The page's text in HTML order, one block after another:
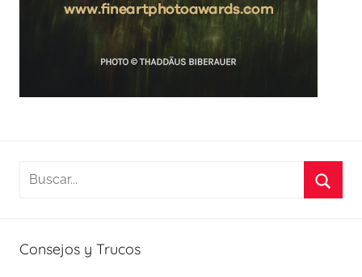
Buscar:
Consejos y Trucos